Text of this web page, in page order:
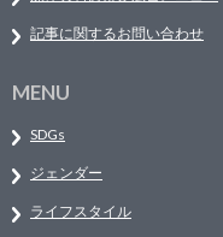
記事に関するお問い合わせ
MENU
SDGs
ジェンダー
ライフスタイル